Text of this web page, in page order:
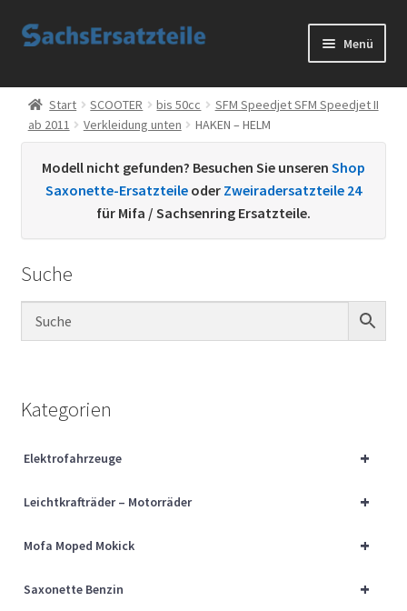
Zur
Zum
Menü
Start
AGB
Datenschutzerklärung
Kontakt
Sachs Ersatzteile
Über uns
Start SCOOTER bis 50cc
SFM Speedjet SFM Speedjet II
ab 2011
Verkleidung unten HAKEN – HELM
Modell nicht gefunden? Besuchen Sie unseren Shop
Saxonette-Ersatzteile oder Zweiradersatzteile 24
für Mifa / Sachsenring Ersatzteile.
Suche
Kategorien
+
Elektrofahrzeuge
+
Leichtkrafträder – Motorräder
+
Mofa Moped Mokick
+
Saxonette Benzin